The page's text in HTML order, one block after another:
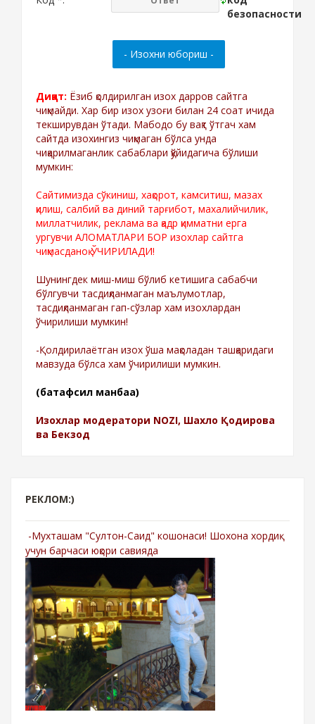
Диққат: Ёзиб қолдирилган изох дарров сайтга
чиқмайди. Хар бир изох узоғи билан 24 соат ичида
текширувдан ўтади. Мабодо бу вақт ўтгач хам
сайтда изохингиз чиқмаган бўлса унда
чиқарилмаганлик сабаблари қўйидагича бўлиши
мумкин:
Сайтимизда сўкиниш, хақорот, камситиш, мазах
қилиш, салбий ва диний тарғибот, махалийчилик,
миллатчилик, реклама ва қадр қимматни ерга
ургувчи АЛОМАТЛАРИ БОР изохлар сайтга
чиқмасданоқ ЎЧИРИЛАДИ!
Шунингдек миш-миш бўлиб кетишига сабабчи
бўлгувчи тасдиқланмаган маълумотлар,
тасдиқланмаган гап-сўзлар хам изохлардан
ўчирилиши мумкин!
-Қолдирилаётган изох ўша мақоладан ташқаридаги
мавзуда бўлса хам ўчирилиши мумкин.
(батафсил манбаа)
Изохлар модератори NOZI, Шахло Қодирова
ва Бекзод
РЕКЛОМ:)
-Мухташам "Султон-Саид" кошонаси! Шохона хордиқ
учун барчаси юқори савияда